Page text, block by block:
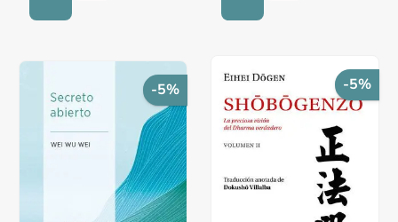
-5% -5%